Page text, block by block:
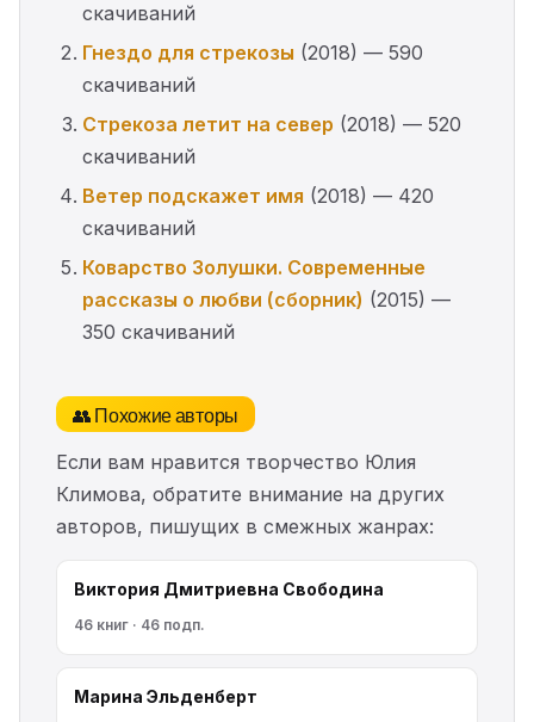
скачиваний
Гнездо для стрекозы (2018) — 590
скачиваний
Стрекоза летит на север (2018) — 520
скачиваний
Ветер подскажет имя (2018) — 420
скачиваний
Коварство Золушки. Современные
рассказы о любви (сборник) (2015) —
350 скачиваний
👥 Похожие авторы
Если вам нравится творчество Юлия
Климова, обратите внимание на других
авторов, пишущих в смежных жанрах:
Виктория Дмитриевна Свободина
46 книг · 46 подп.
Марина Эльденберт